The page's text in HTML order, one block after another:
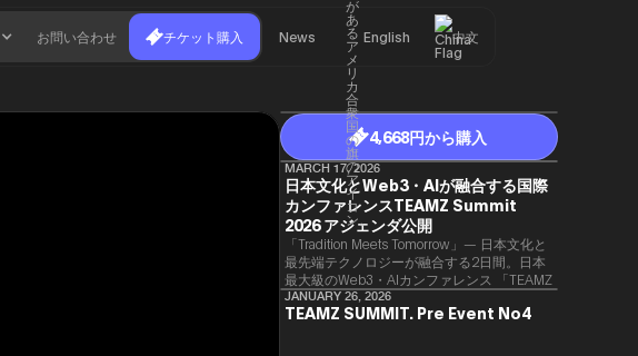
お問い合わせ チケット購入 News English 中文
4,668円から購入
MARCH 17, 2026
日本文化とWeb3・AIが融合する国際
カンファレンスTEAMZ Summit
2026 アジェンダ公開
「Tradition Meets Tomorrow」— 日本文化と
最先端テクノロジーが融合する2日間。日本
最大級のWeb3・AIカンファレンス 「TEAMZ
Summit 2026」 が、2026年4月7日・8日に
東京・八芳園にて開催されます。今年のテー
JANUARY 26, 2026
TEAMZ SUMMIT. Pre Event No4